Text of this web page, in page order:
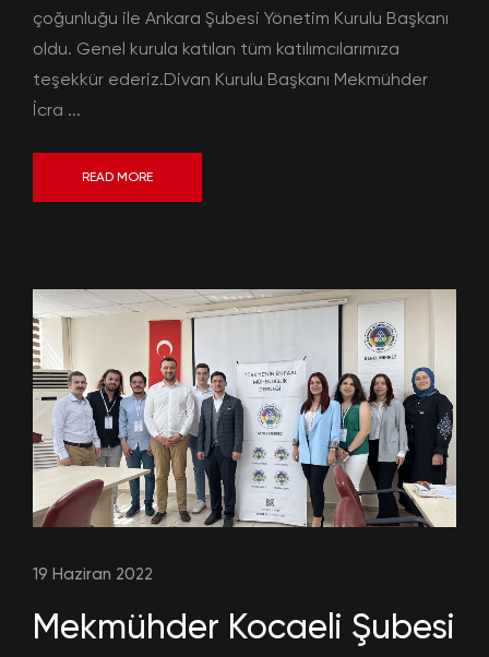
çoğunluğu ile Ankara Şubesi Yönetim Kurulu Başkanı
oldu. Genel kurula katılan tüm katılımcılarımıza
teşekkür ederiz.Divan Kurulu Başkanı Mekmühder
İcra ...
READ MORE
19 Haziran 2022
Mekmühder Kocaeli Şubesi